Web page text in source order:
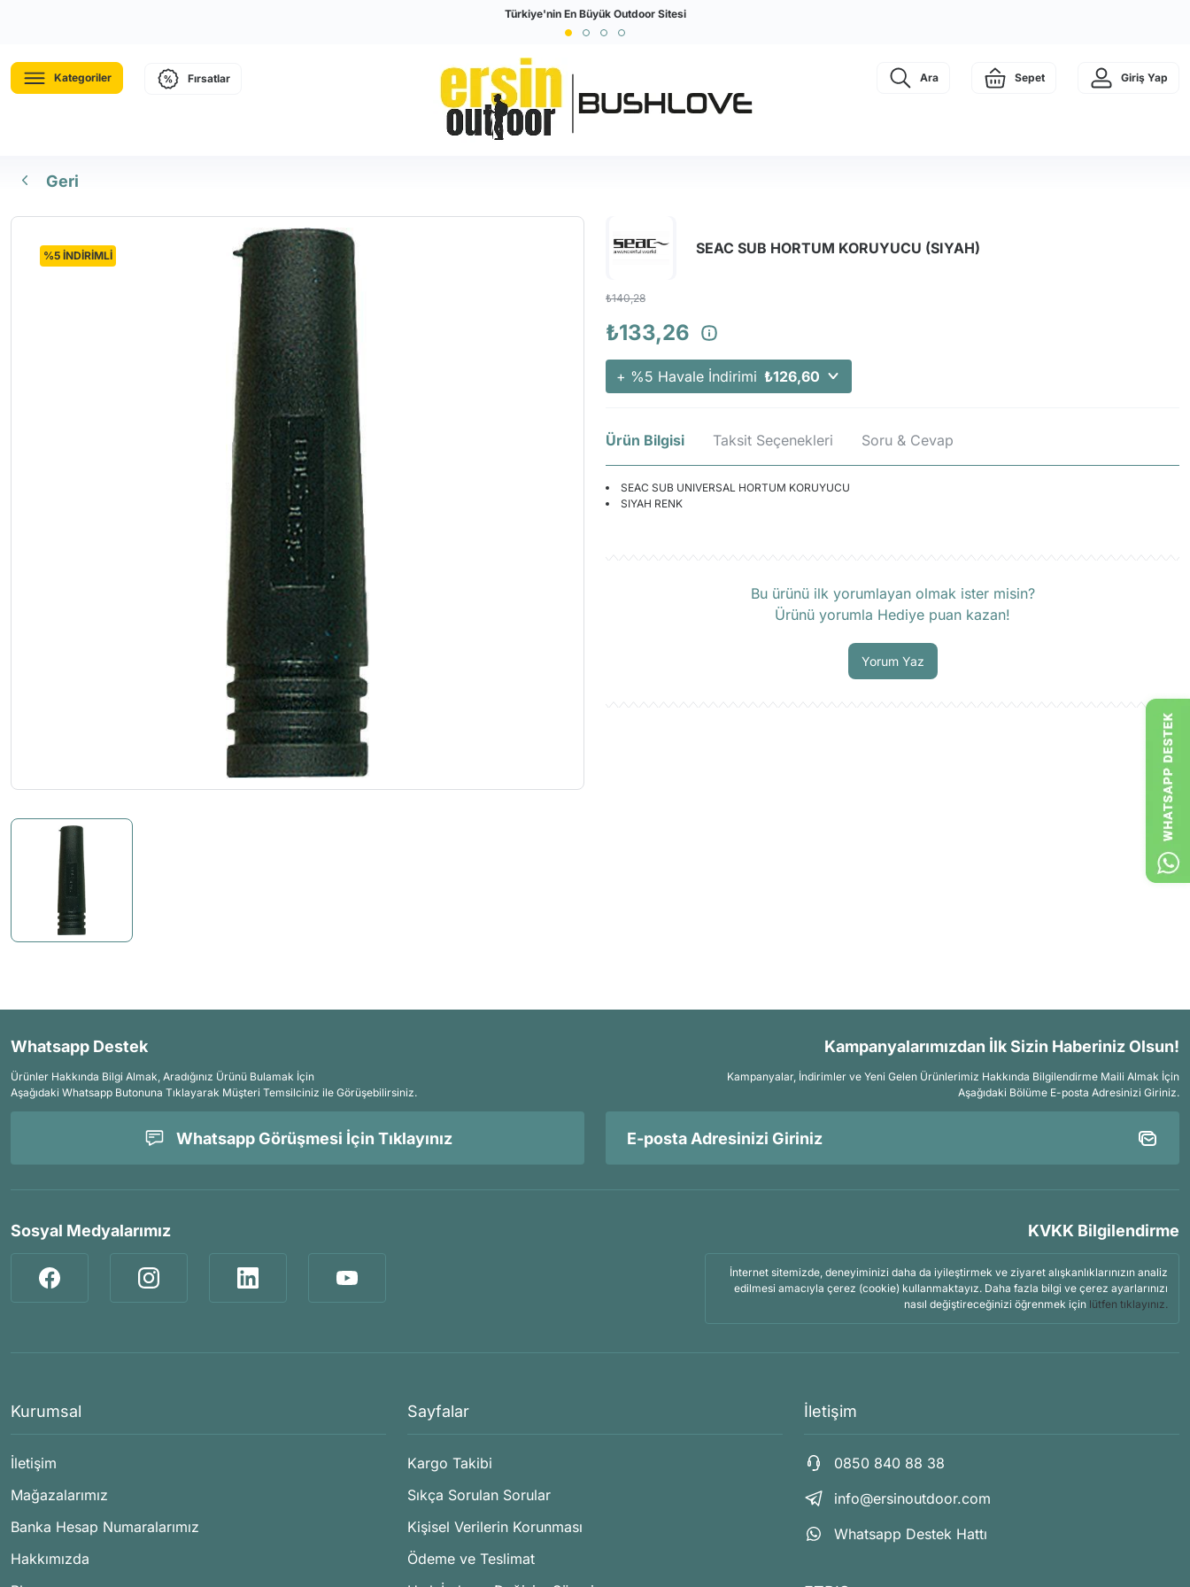
Türkiye'nin En Büyük Outdoor Sitesi
Tüm Kredi Kartlarına Taksit İmkanı!
Kategoriler Fırsatlar Ara Sepet Giriş Yap
Geri
%5 İNDİRİMLİ SEAC SUB HORTUM KORUYUCU (SIYAH)
₺140,28
₺133,26
+ %5 Havale İndirimi ₺126,60
Ürün Bilgisi Taksit Seçenekleri Soru & Cevap
SEAC SUB UNIVERSAL HORTUM KORUYUCU
SIYAH RENK
Bu ürünü ilk yorumlayan olmak ister misin?
Ürünü yorumla Hediye puan kazan!
Yorum Yaz
Whatsapp Destek
Ürünler Hakkında Bilgi Almak, Aradığınız Ürünü Bulamak İçin
Aşağıdaki Whatsapp Butonuna Tıklayarak Müşteri Temsilciniz ile Görüşebilirsiniz.
Whatsapp Görüşmesi İçin Tıklayınız
Kampanyalarımızdan İlk Sizin Haberiniz Olsun!
Kampanyalar, İndirimler ve Yeni Gelen Ürünlerimiz Hakkında Bilgilendirme Maili Almak İçin
Aşağıdaki Bölüme E-posta Adresinizi Giriniz.
Sosyal Medyalarımız KVKK Bilgilendirme
İnternet sitemizde, deneyiminizi daha da iyileştirmek ve ziyaret alışkanlıklarınızın analiz
edilmesi amacıyla çerez (cookie) kullanmaktayız. Daha fazla bilgi ve çerez ayarlarınızı
nasıl değiştireceğinizi öğrenmek için lütfen tıklayınız.
Kurumsal
İletişim
Mağazalarımız
Banka Hesap Numaralarımız
Hakkımızda
Sayfalar
Kargo Takibi
Sıkça Sorulan Sorular
Kişisel Verilerin Korunması
Ödeme ve Teslimat
İletişim
0850 840 88 38
info@ersinoutdoor.com
Whatsapp Destek Hattı